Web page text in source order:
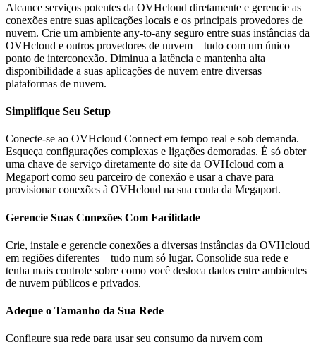
Alcance serviços potentes da OVHcloud diretamente e gerencie as
conexões entre suas aplicações locais e os principais provedores de
nuvem. Crie um ambiente any-to-any seguro entre suas instâncias da
OVHcloud e outros provedores de nuvem – tudo com um único
ponto de interconexão. Diminua a latência e mantenha alta
disponibilidade a suas aplicações de nuvem entre diversas
plataformas de nuvem.
Simplifique Seu Setup
Conecte-se ao OVHcloud Connect em tempo real e sob demanda.
Esqueça configurações complexas e ligações demoradas. É só obter
uma chave de serviço diretamente do site da OVHcloud com a
Megaport como seu parceiro de conexão e usar a chave para
provisionar conexões à OVHcloud na sua conta da Megaport.
Gerencie Suas Conexões Com Facilidade
Crie, instale e gerencie conexões a diversas instâncias da OVHcloud
em regiões diferentes – tudo num só lugar. Consolide sua rede e
tenha mais controle sobre como você desloca dados entre ambientes
de nuvem públicos e privados.
Adeque o Tamanho da Sua Rede
Configure sua rede para usar seu consumo da nuvem com